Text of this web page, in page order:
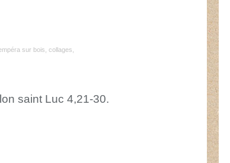
sur bois, collages,
saint Luc 4,21-30.